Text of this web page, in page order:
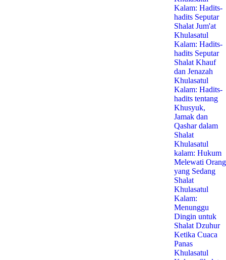
Kalam: Hadits-
hadits Seputar
Shalat Jum'at
Khulasatul
Kalam: Hadits-
hadits Seputar
Shalat Khauf
dan Jenazah
Khulasatul
Kalam: Hadits-
hadits tentang
Khusyuk,
Jamak dan
Qashar dalam
Shalat
Khulasatul
kalam: Hukum
Melewati Orang
yang Sedang
Shalat
Khulasatul
Kalam:
Menunggu
Dingin untuk
Shalat Dzuhur
Ketika Cuaca
Panas
Khulasatul